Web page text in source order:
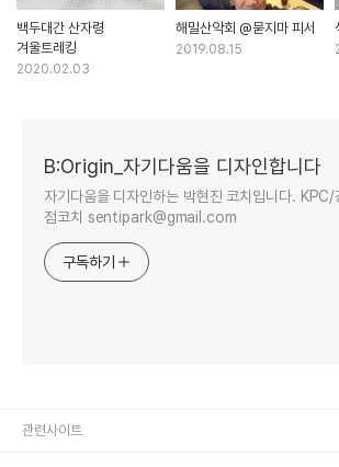
백두대간 산자령
겨울트레킹
2020.02.03
해밀산악회 @묻지마 피서
2019.08.15
B:Origin_자기다움을 디자인합니다
자기다움을 디자인하는 박현진 코치입니다. KPC/
점코치 sentipark@gmail.com
구독하기
관련사이트